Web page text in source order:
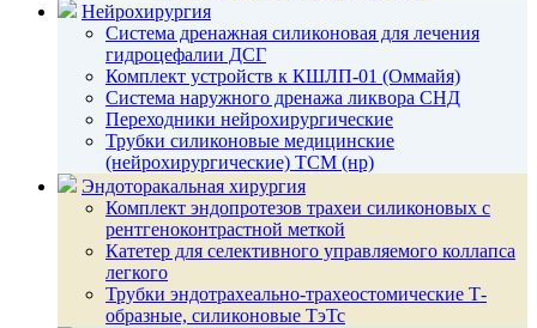
Нейрохирургия
Система дренажная силиконовая для лечения
гидроцефалии ДСГ
Комплект устройств к КШЛП-01 (Оммайя)
Система наружного дренажа ликвора СНД
Переходники нейрохирургические
Трубки силиконовые медицинские
(нейрохирургические) ТСМ (нр)
Эндоторакальная хирургия
Комплект эндопротезов трахеи силиконовых с
рентгеноконтрастной меткой
Катетер для селективного управляемого коллапса
легкого
Трубки эндотрахеально-трахеостомические Т-
образные, силиконовые ТэТс